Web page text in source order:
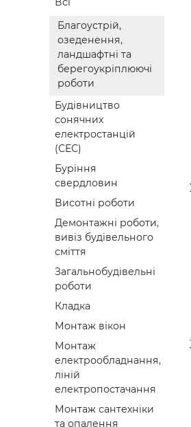
Благоустрій,
озеденення,
ландшафтні та
берегоукріплюючі
роботи
Будівництво
сонячних
електростанцій
(СЕС)
Буріння
свердловин
Висотні роботи
Демонтажні роботи,
вивіз будівельного
сміття
Загальнобудівельні
роботи
Кладка
Монтаж вікон
Монтаж
електрообладнання,
ліній
електропостачання
Монтаж сантехніки
та опалення